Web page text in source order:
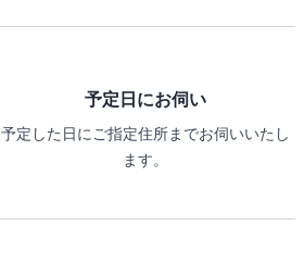
予定日にお伺い
予定した日にご指定住所までお伺いいたし
ます。